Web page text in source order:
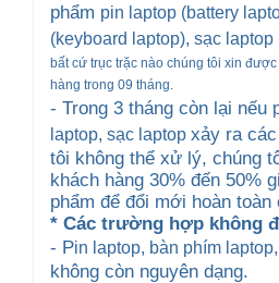
phẩm pin laptop (battery
(keyboard laptop), sạc
bất cứ trục trặc nào chúng tôi xin
hàng trong 09 tháng.
- Trong 3 tháng còn lại nếu
laptop, sạc laptop xảy ra
tôi không thể xử lý, chúng
khách hàng 30% đến 50%
phẩm để đổi mới hoàn toàn
* Các trường hợp không
- Pin laptop, bàn phím laptop
không còn nguyên dạng.